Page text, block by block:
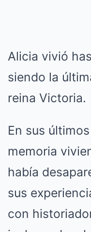
Alicia vivió
siendo la
reina Victoria.
En sus
memoria
había
sus
con